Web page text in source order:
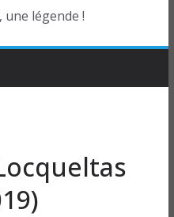
une légende !